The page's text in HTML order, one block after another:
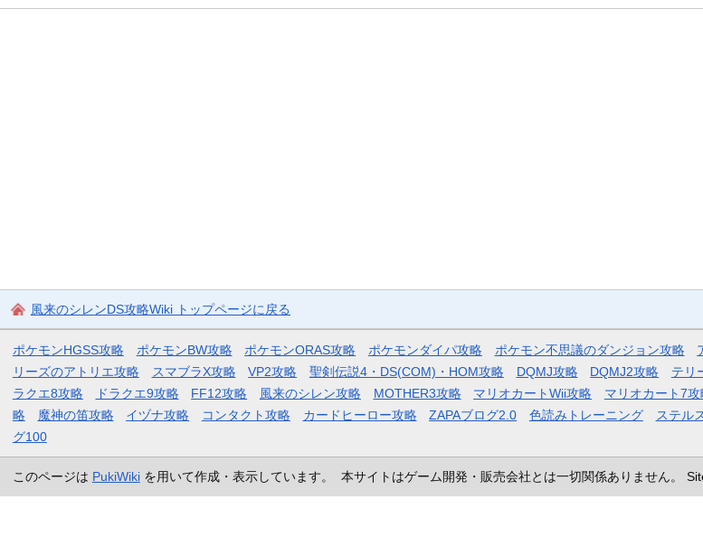
風来のシレンDS攻略Wiki トップページに戻る
ポケモンHGSS攻略 ポケモンBW攻略 ポケモンORAS攻略 ポケモンダイパ攻略 ポケモン不思議のダンジョン攻略
リーズのアトリエ攻略
スマブラX攻略 VP2攻略 聖剣伝説4・DS(COM)・HOM攻略 DQMJ攻略 DQMJ2攻略 テリ
ラクエ8攻略
ドラクエ9攻略 FF12攻略 風来のシレン攻略 MOTHER3攻略 マリオカートWii攻略 マリオカート7攻
略
魔神の笛攻略 イヅナ攻略 コンタクト攻略 カードヒーロー攻略 ZAPAブログ2.0 色読みトレーニング ステル
グ100
このページは PukiWikiを用いて作成・表示しています。 本サイトはゲーム開発・販売会社とは一切関係ありません。